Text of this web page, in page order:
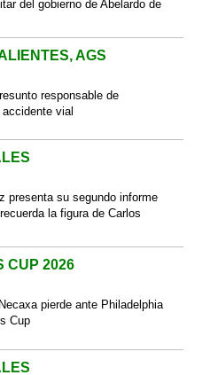
del gobierno de Abelardo de
AGS
responsable de
vial
presenta su segundo informe
la figura de Carlos
CUP 2026
pierde ante Philadelphia
Cup